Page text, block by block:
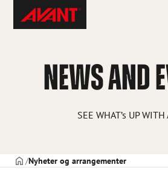
content
Avant
Tecno
Norway
NEWS AND
SEE WHAT’s UP WITH
FORSIDE
Nyheter og arrangementer